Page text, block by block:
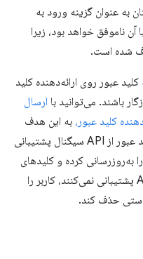
به عنوان گزینه ورود به
ناموفق خواهد بود، زیرا
شده است.
عبور روی ارائه‌دهنده کلید
باشند. می‌توانید با ارسال
کلید عبور، به این هدف
دست یابید. اگر مرورگر و ارائه‌دهنده کلید عبور از API سیگنال پشتیبانی
به‌روزرسانی کرده و کلیدهای
عبور غیرضروری را حذف کنند. اگر از API پشتیبانی نمی‌کنند، کاربر را
حذف کند.